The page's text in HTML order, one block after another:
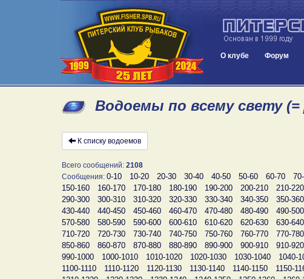
О клубе Форум
Водоемы по всему свету
К списку водоемов
Всего сообщений: 2108
Сообщения: 0-10 10-20 20-30 30-40 40-50 50-60 60-70
150-160
160-170 170-180 180-190 190-200 200-210 210-220
290-300
300-310 310-320 320-330 330-340 340-350 350-360
430-440
440-450 450-460 460-470 470-480 480-490 490-500
570-580
580-590 590-600 600-610 610-620 620-630 630-640
710-720
720-730 730-740 740-750 750-760 760-770 770-780
850-860
860-870 870-880 880-890 890-900 900-910 910-920
990-1000
1000-1010 1010-1020 1020-1030 1030-1040 1040-
1100-1110
1110-1120 1120-1130 1130-1140 1140-1150 1150-